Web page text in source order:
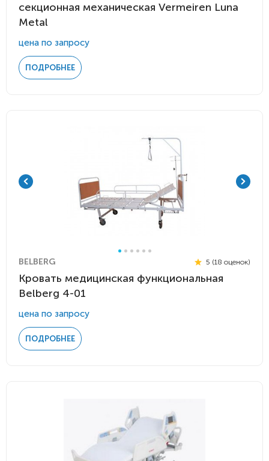
секционная механическая Vermeiren Luna
Metal
цена по запросу
ПОДРОБНЕЕ
BELBERG 5 (18 оценок)
Кровать медицинская функциональная
Belberg 4-01
цена по запросу
ПОДРОБНЕЕ